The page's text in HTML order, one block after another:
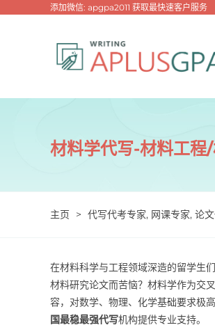
添加微信: apgpa2011 获取最快速客户服务
材料学代写-材料工
主页 > 代写代考专家, 网课专家, 论
在材料科学与工程领域深造的留学
材料研究论文而苦恼？材料学作为交
容，对数学、物理、化学基础要求极
国最稳最强代写机构提供专业支持。